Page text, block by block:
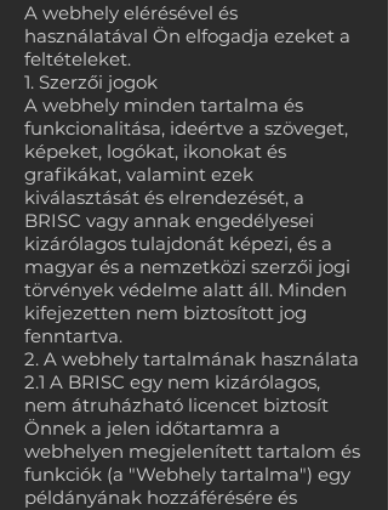
A webhely elérésével és
használatával Ön elfogadja ezeket a
feltételeket.
1. Szerzői jogok
A webhely minden tartalma és
funkcionalitása, ideértve a szöveget,
képeket, logókat, ikonokat és
grafikákat, valamint ezek
kiválasztását és elrendezését, a
BRISC vagy annak engedélyesei
kizárólagos tulajdonát képezi, és a
magyar és a nemzetközi szerzői jogi
törvények védelme alatt áll. Minden
kifejezetten nem biztosított jog
fenntartva.
2. A webhely tartalmának használata
2.1 A BRISC egy nem kizárólagos,
nem átruházható licencet biztosít
Önnek a jelen időtartamra a
webhelyen megjelenített tartalom és
funkciók (a "Webhely tartalma") egy
példányának hozzáférésére és